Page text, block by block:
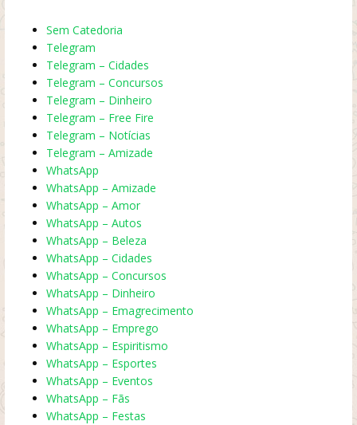
Sem Catedoria
Telegram
Telegram – Cidades
Telegram – Concursos
Telegram – Dinheiro
Telegram – Free Fire
Telegram – Notícias
Telegram – Amizade
WhatsApp
WhatsApp – Amizade
WhatsApp – Amor
WhatsApp – Autos
WhatsApp – Beleza
WhatsApp – Cidades
WhatsApp – Concursos
WhatsApp – Dinheiro
WhatsApp – Emagrecimento
WhatsApp – Emprego
WhatsApp – Espiritismo
WhatsApp – Esportes
WhatsApp – Eventos
WhatsApp – Fãs
WhatsApp – Festas